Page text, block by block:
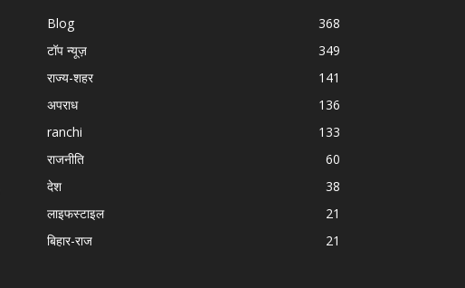
Blog
368
टॉप न्यूज़
349
राज्य-शहर
141
अपराध
136
ranchi
133
राजनीति
60
देश
38
लाइफस्टाइल
21
बिहार-राज
21